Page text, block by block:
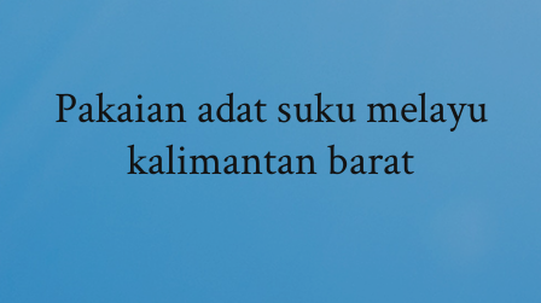
Pakaian adat suku melayu
kalimantan barat